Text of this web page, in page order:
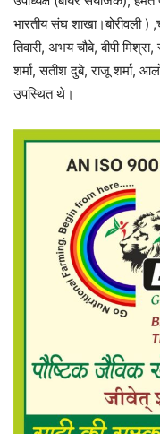
भारतीय संघ शाखा।बोरीवली
तिवारी, अभय चौबे, बीपी
शर्मा, सतीश दुबे, राजू शर्मा,
उपस्थित थे।